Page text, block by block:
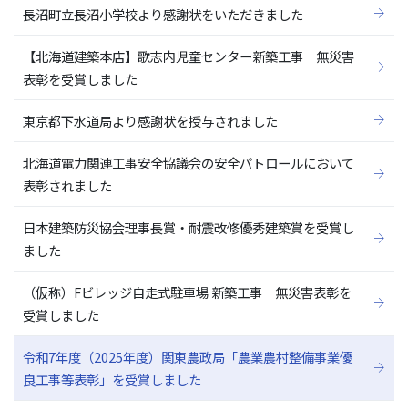
長沼町立長沼小学校より感謝状をいただきました
【北海道建築本店】歌志内児童センター新築工事 無災害
表彰を受賞しました
東京都下水道局より感謝状を授与されました
北海道電力関連工事安全協議会の安全パトロールにおいて
表彰されました
日本建築防災協会理事長賞・耐震改修優秀建築賞を受賞し
ました
（仮称）Fビレッジ自走式駐車場 新築工事 無災害表彰を
受賞しました
令和7年度（2025年度）関東農政局「農業農村整備事業優
良工事等表彰」を受賞しました